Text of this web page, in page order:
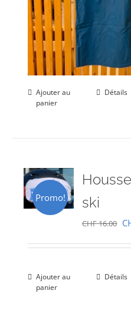
Ajouter au
panier
Détails
Promo!
ski
CHF16.00 Le
Ajouter au
panier
Détails